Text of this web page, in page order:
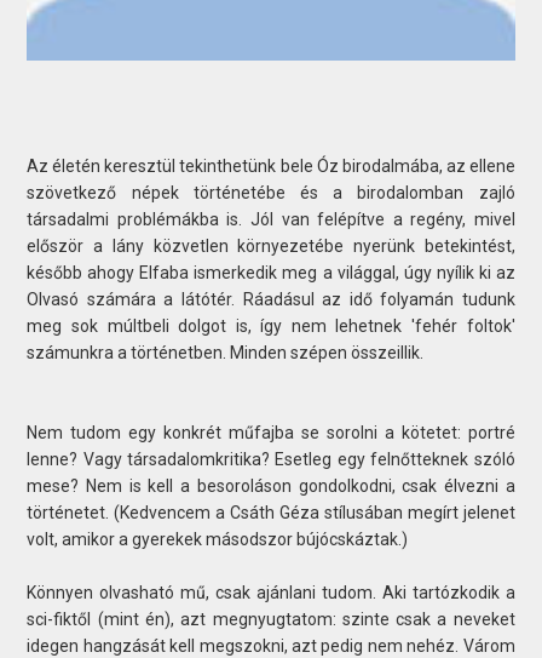
Az életén keresztül tekinthetünk bele Óz birodalmába, az ellene
szövetkező népek történetébe és a birodalomban zajló
társadalmi problémákba is. Jól van felépítve a regény, mivel
először a lány közvetlen környezetébe nyerünk betekintést,
később ahogy Elfaba ismerkedik meg a világgal, úgy nyílik ki az
Olvasó számára a látótér. Ráadásul az idő folyamán tudunk
meg sok múltbeli dolgot is, így nem lehetnek 'fehér foltok'
számunkra a történetben. Minden szépen összeillik.
Nem tudom egy konkrét műfajba se sorolni a kötetet: portré
lenne? Vagy társadalomkritika? Esetleg egy felnőtteknek szóló
mese? Nem is kell a besoroláson gondolkodni, csak élvezni a
történetet. (Kedvencem a Csáth Géza stílusában megírt jelenet
volt, amikor a gyerekek másodszor bújócskáztak.)
Könnyen olvasható mű, csak ajánlani tudom. Aki tartózkodik a
sci-fiktől (mint én), azt megnyugtatom: szinte csak a neveket
idegen hangzását kell megszokni, azt pedig nem nehéz. Várom